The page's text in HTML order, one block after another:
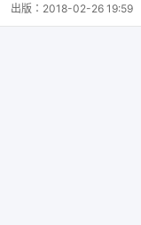
出版： 2018-02-26 19:59